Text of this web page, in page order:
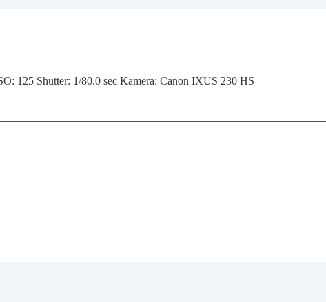
125 Shutter: 1/80.0 sec Kamera: Canon IXUS 230 HS